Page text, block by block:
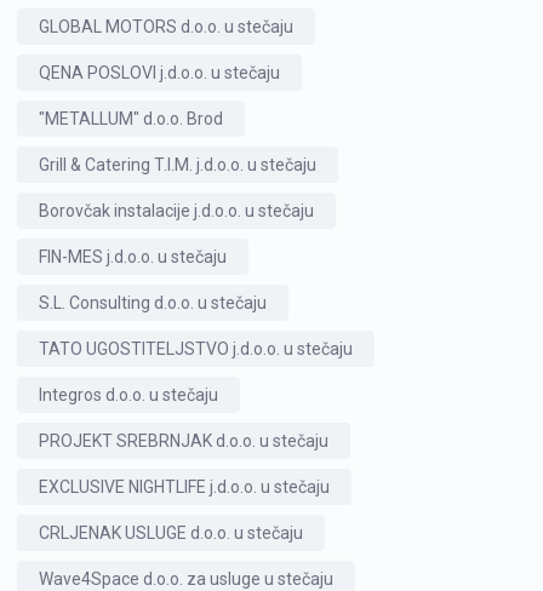
GLOBAL MOTORS d.o.o. u stečaju
QENA POSLOVI j.d.o.o. u stečaju
"METALLUM" d.o.o. Brod
Grill & Catering T.I.M. j.d.o.o. u stečaju
Borovčak instalacije j.d.o.o. u stečaju
FIN-MES j.d.o.o. u stečaju
S.L. Consulting d.o.o. u stečaju
TATO UGOSTITELJSTVO j.d.o.o. u stečaju
Integros d.o.o. u stečaju
PROJEKT SREBRNJAK d.o.o. u stečaju
EXCLUSIVE NIGHTLIFE j.d.o.o. u stečaju
CRLJENAK USLUGE d.o.o. u stečaju
Wave4Space d.o.o. za usluge u stečaju